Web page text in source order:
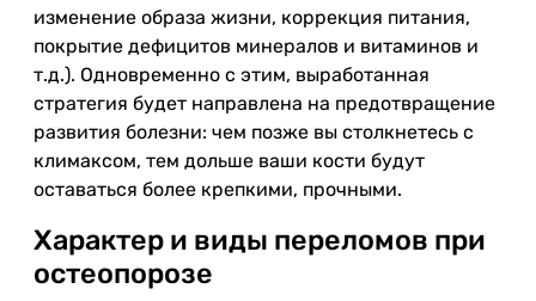
изменение образа жизни, коррекция питания,
покрытие дефицитов минералов и витаминов и
т.д.). Одновременно с этим, выработанная
стратегия будет направлена на предотвращение
развития болезни: чем позже вы столкнетесь с
климаксом, тем дольше ваши кости будут
оставаться более крепкими, прочными.
Характер и виды переломов при
остеопорозе